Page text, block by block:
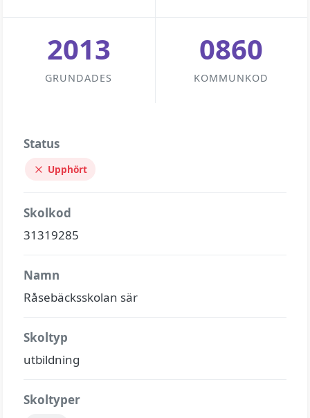
2013
GRUNDADES
0860
KOMMUNKOD
Status
Upphört
Skolkod
31319285
Namn
Råsebäcksskolan sär
Skoltyp
utbildning
Skoltyper